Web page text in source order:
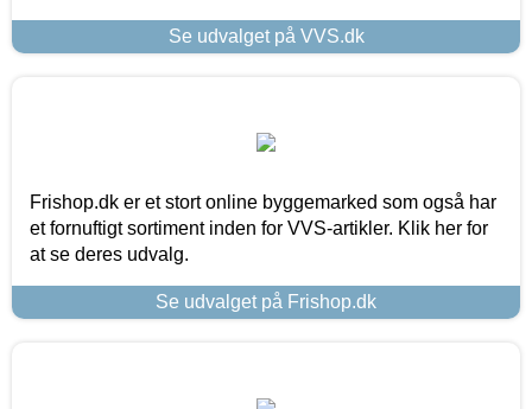
Se udvalget på VVS.dk
Frishop.dk er et stort online byggemarked som også har
et fornuftigt sortiment inden for VVS-artikler. Klik her for
at se deres udvalg.
Se udvalget på Frishop.dk